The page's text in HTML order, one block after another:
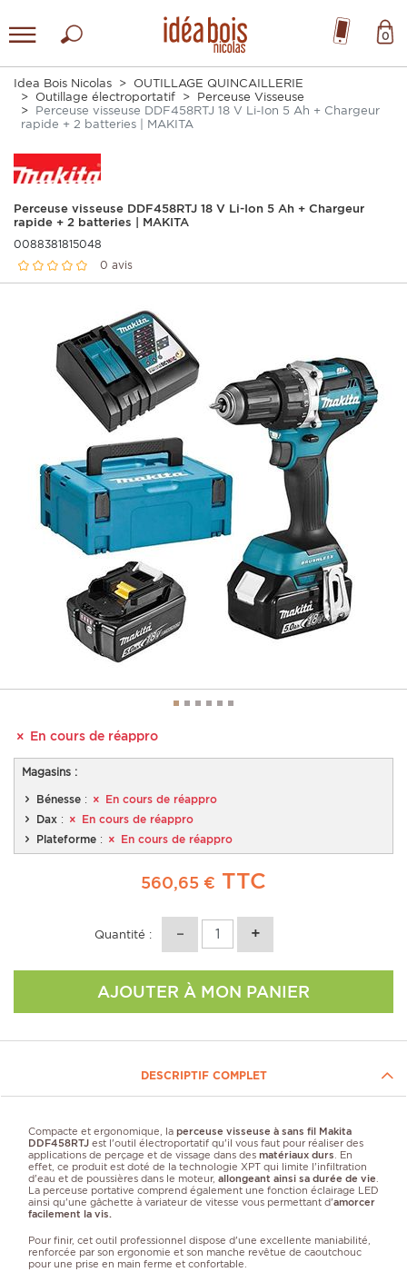
0
Idea Bois Nicolas
OUTILLAGE QUINCAILLERIE
Outillage électroportatif
Perceuse Visseuse
Perceuse visseuse DDF458RTJ 18 V Li-Ion 5 Ah + Chargeur
rapide + 2 batteries | MAKITA
Perceuse visseuse DDF458RTJ 18 V Li-Ion 5 Ah + Chargeur
rapide + 2 batteries | MAKITA
0088381815048
0 avis
En cours de réappro
Magasins :
Bénesse :
En cours de réappro
Dax :
En cours de réappro
Plateforme : En cours de réappro
560,65 € TTC
Quantité :
AJOUTER À MON PANIER
DESCRIPTIF COMPLET
Compacte et ergonomique, la perceuse visseuse à sans fil Makita
DDF458RTJ est l'outil électroportatif qu'il vous faut pour réaliser des
applications de perçage et de vissage dans des matériaux durs . En
effet, ce produit est doté de la technologie XPT qui limite l'infiltration
d'eau et de poussières dans le moteur, allongeant ainsi sa durée de vie
La perceuse portative comprend également une fonction éclairage LED
ainsi qu'une gâchette à variateur de vitesse vous permettant d'amorcer
facilement la vis.
Pour finir, cet outil professionnel dispose d'une excellente maniabilité,
renforcée par son ergonomie et son manche revêtue de caoutchouc
pour une prise en main ferme et confortable.